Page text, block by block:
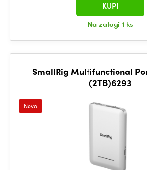
Na zalogi 1 ks
KUPI
SmallRig Multifunctional
(2TB)6293
Novo